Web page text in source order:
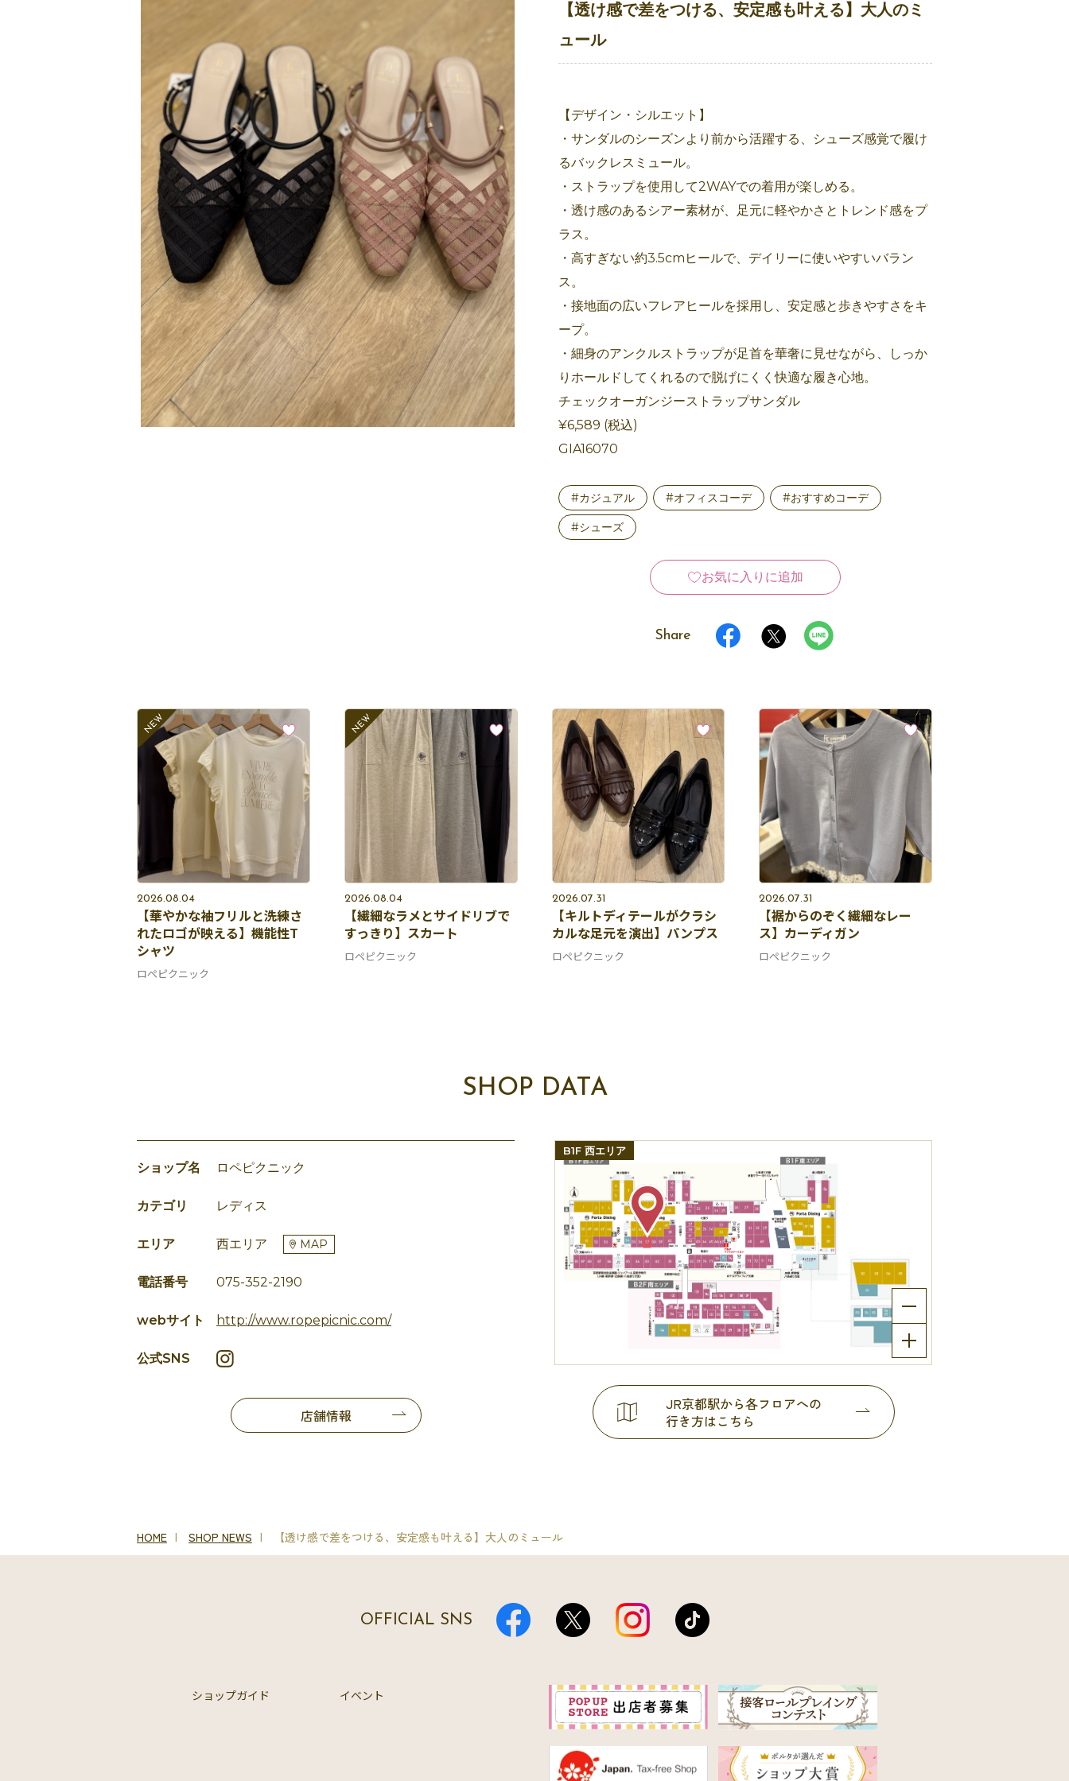
【透け感で差をつける、安定感も叶える】大人のミ
ュール
【デザイン・シルエット】
・サンダルのシーズンより前から活躍する、シューズ感覚で履け
るバックレスミュール。
・ストラップを使用して2WAYでの着用が楽しめる。
・透け感のあるシアー素材が、足元に軽やかさとトレンド感をプ
ラス。
・高すぎない約3.5cmヒールで、デイリーに使いやすいバラン
ス。
・接地面の広いフレアヒールを採用し、安定感と歩きやすさをキ
ープ。
・細身のアンクルストラップが足首を華奢に見せながら、しっか
りホールドしてくれるので脱げにくく快適な履き心地。
チェックオーガンジーストラップサンダル
¥6,589 (税込)
GIA16070
#カジュアル #オフィスコーデ #おすすめコーデ
#シューズ
お気に入りに追加
Share
2026.08.04
【華やかな袖フリルと洗練さ
れたロゴが映える】機能性T
シャツ
ロペピクニック
2026.08.04
【繊細なラメとサイドリブで
すっきり】スカート
ロペピクニック
2026.07.31
【キルトディテールがクラシ
カルな足元を演出】パンプス
ロペピクニック
2026.07.31
【裾からのぞく繊細なレー
ス】カーディガン
ロペピクニック
SHOP DATA
ショップ名 ロペピクニック
カテゴリ レディス
エリア 西エリア MAP
電話番号 075-352-2190
webサイト http://www.ropepicnic.com/
公式SNS
店舗情報
B1F 西エリア
JR京都駅から各フロアへの
行き方はこちら
HOME SHOP NEWS 【透け感で差をつける、安定感も叶える】大人のミュール
OFFICIAL SNS
ショップガイド イベント